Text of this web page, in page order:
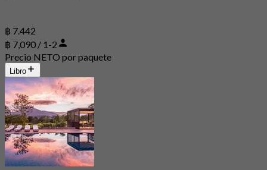
฿ 7.442
฿ 7,090 / 1-2
Precio NETO por paquete
Libro